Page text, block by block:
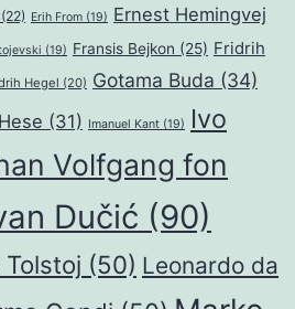
(22) Erih From (19) Ernest Hemingvej
(19) Fransis Bejkon (25) Fridrih
Hegel (20) Gotama Buda (34)
(31) Imanuel Kant (19)
Ivo
Volfgang fon
Dučić (90)
Tolstoj (50) Leonardo da